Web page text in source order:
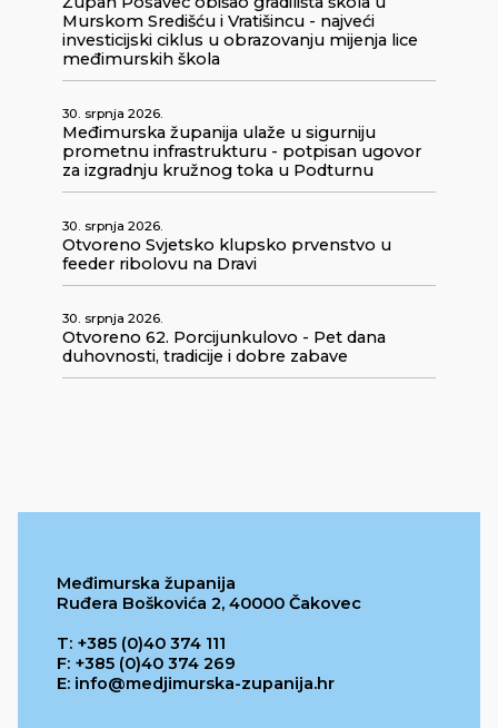
Murskom Središću i Vratišincu - najveći
investicijski ciklus u obrazovanju mijenja lice
međimurskih škola
30. srpnja 2026.
Međimurska županija ulaže u sigurniju
prometnu infrastrukturu - potpisan ugovor
za izgradnju kružnog toka u Podturnu
30. srpnja 2026.
Otvoreno Svjetsko klupsko prvenstvo u
feeder ribolovu na Dravi
30. srpnja 2026.
Otvoreno 62. Porcijunkulovo - Pet dana
duhovnosti, tradicije i dobre zabave
Međimurska županija
Ruđera Boškovića 2, 40000 Čakovec
T: +385 (0)40 374 111
F: +385 (0)40 374 269
E: info@medjimurska-zupanija.hr